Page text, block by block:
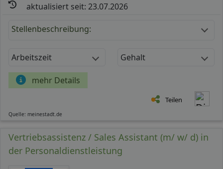
aktualisiert seit: 23.07.2026
Stellenbeschreibung:
Arbeitszeit Gehalt
mehr Details
Teilen
Quelle: meinestadt.de
Vertriebsassistenz / Sales Assistant (m/ w/ d) in
der Personaldienstleistung